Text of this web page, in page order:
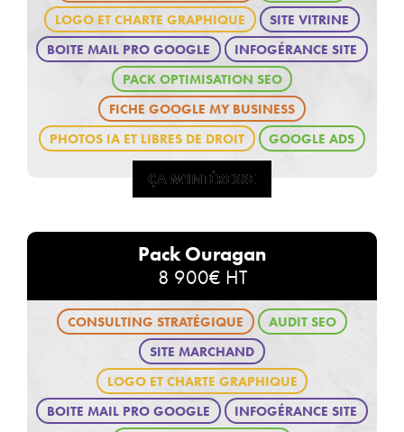
LOGO ET CHARTE GRAPHIQUE
SITE VITRINE
BOITE MAIL PRO GOOGLE
INFOGÉRANCE SITE
PACK OPTIMISATION SEO
FICHE GOOGLE MY BUSINESS
PHOTOS IA ET LIBRES DE DROIT
GOOGLE ADS
ÇA M'INTÉRESSE
ÇA M'INTÉRESSE
Pack Ouragan
8 900€ HT
CONSULTING STRATÉGIQUE
AUDIT SEO
SITE MARCHAND
LOGO ET CHARTE GRAPHIQUE
BOITE MAIL PRO GOOGLE
INFOGÉRANCE SITE